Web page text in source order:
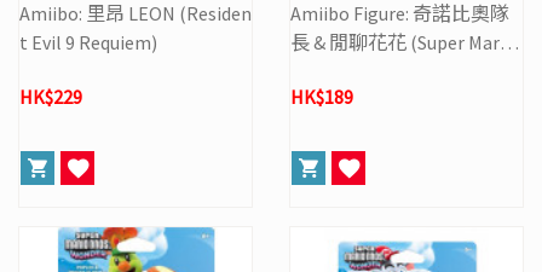
Amiibo: 里昂 LEON (Residen
t Evil 9 Requiem)
HK$229
Amiibo Figure: 奇諾比奧隊
長 & 閒聊花花 (Super Mario
HK$189